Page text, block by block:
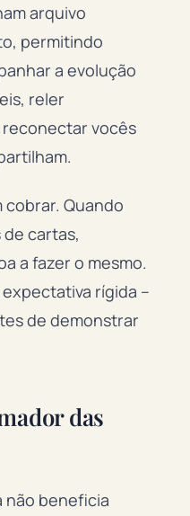
arquivo
permitindo
a evolução
reler
vocês
Quando
cartas,
a fazer o mesmo.
rígida –
de demonstrar
das
não beneficia